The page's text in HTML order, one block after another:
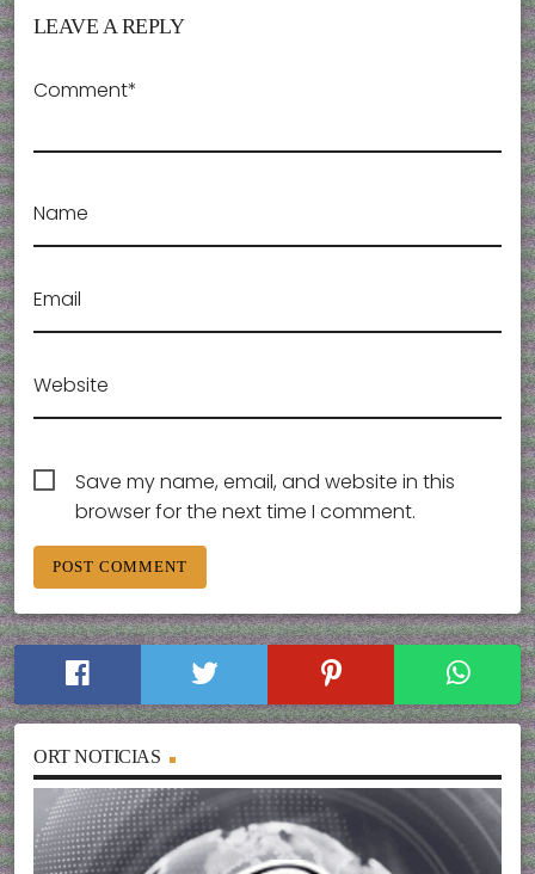
LEAVE A REPLY
Comment*
Name
Email
Website
Save my name, email, and website in this
browser for the next time I comment.
ORT NOTICIAS